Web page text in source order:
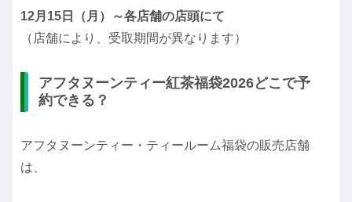
12月15日（月）～各店舗の店頭にて
（店舗により、受取期間が異なります）
アフタヌーンティー紅茶福袋2026どこで予
約できる？
アフタヌーンティー・ティールーム福袋の販売店舗
は、